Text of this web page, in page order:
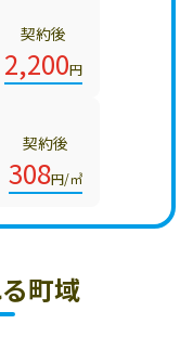
契約後
2,200円
契約後
308円/㎥
町域